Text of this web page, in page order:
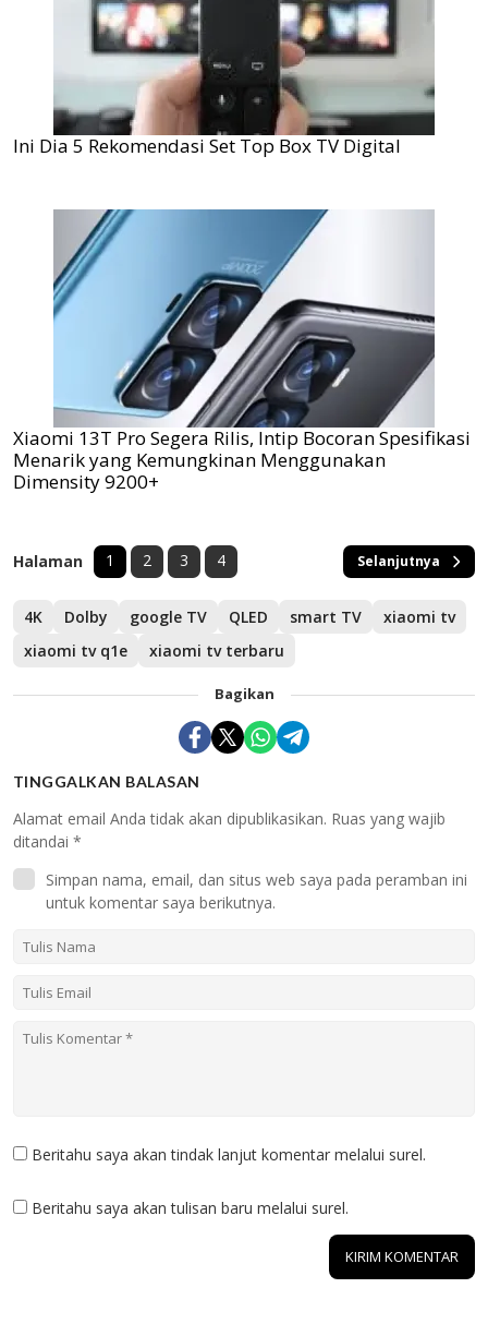
Ini Dia 5 Rekomendasi Set Top Box TV Digital
Xiaomi 13T Pro Segera Rilis, Intip Bocoran Spesifikasi
Menarik yang Kemungkinan Menggunakan
Dimensity 9200+
Halaman 1 2 3 4 Selanjutnya
4K Dolby google TV QLED smart TV
xiaomi tv
xiaomi tv q1e
xiaomi tv terbaru
Bagikan
TINGGALKAN BALASAN
Alamat email Anda tidak akan dipublikasikan. Ruas yang wajib
ditandai *
Simpan nama, email, dan situs web saya pada peramban ini
untuk komentar saya berikutnya.
Beritahu saya akan tindak lanjut komentar melalui surel.
Beritahu saya akan tulisan baru melalui surel.